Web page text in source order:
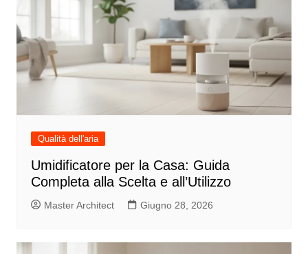
Qualità dell'aria
Umidificatore per la Casa: Guida
Completa alla Scelta e all’Utilizzo
Master Architect Giugno 28, 2026